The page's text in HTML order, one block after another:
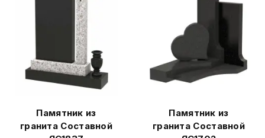
Памятник из
гранита Составной
Памятник из
гранита Составной